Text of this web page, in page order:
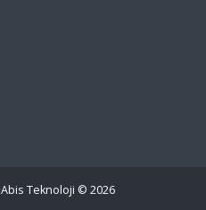
Abis Teknoloji © 2026